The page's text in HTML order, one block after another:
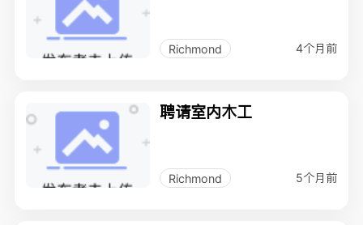
Richmond 4个月前
聘请室内木工
Richmond 5个月前